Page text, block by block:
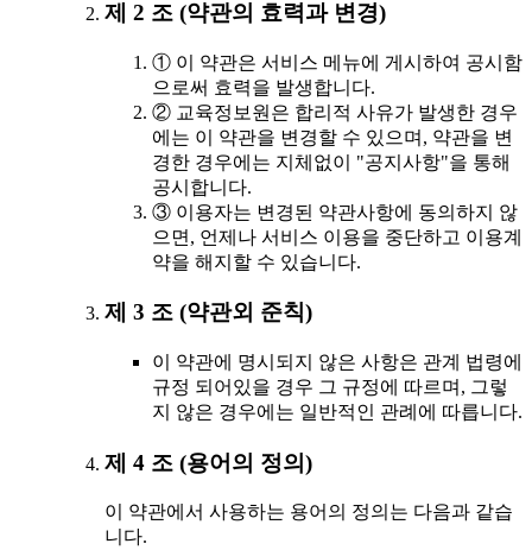
제 2 조 (약관의 효력과 변경)
① 이 약관은 서비스 메뉴에 게시하여 공시함
으로써 효력을 발생합니다.
② 교육정보원은 합리적 사유가 발생한 경우
에는 이 약관을 변경할 수 있으며, 약관을 변
경한 경우에는 지체없이 "공지사항"을 통해
공시합니다.
③ 이용자는 변경된 약관사항에 동의하지 않
으면, 언제나 서비스 이용을 중단하고 이용계
약을 해지할 수 있습니다.
제 3 조 (약관외 준칙)
이 약관에 명시되지 않은 사항은 관계 법령에
규정 되어있을 경우 그 규정에 따르며, 그렇
지 않은 경우에는 일반적인 관례에 따릅니다.
제 4 조 (용어의 정의)
이 약관에서 사용하는 용어의 정의는 다음과 같습
니다.